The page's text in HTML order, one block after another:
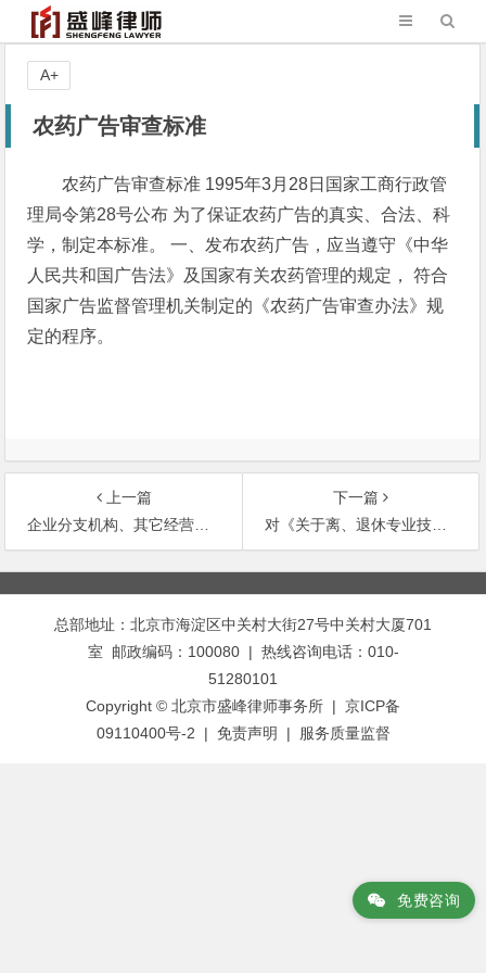
农药广告审查标准
农药广告审查标准 1995年3月28日国家工商行政管
理局令第28号公布 为了保证农药广告的真实、合法、科
学，制定本标准。 一、发布农药广告，应当遵守《中华
人民共和国广告法》及国家有关农药管理的规定， 符合
国家广告监督管理机关制定的《农药广告审查办法》规
定的程序。
A+
上一篇
企业分支机构、其它经营单位年检报告书
下一篇
对《关于离、退休专业技术人员可否从事个体经营的请示》的答复
文
章
总部地址：北京市海淀区中关村大街27号中关村大厦701
室 邮政编码：100080 | 热线咨询电话：010-
51280101
Copyright © 北京市盛峰律师事务所 | 京ICP备
09110400号-2 | 免责声明 | 服务质量监督
免费咨询